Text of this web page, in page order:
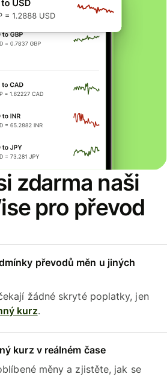
zdarma naši
pro převod
převodů měn u jiných
žádné skryté poplatky, jen
kurz.
kurz v reálném čase
měny a zjistěte, jak se